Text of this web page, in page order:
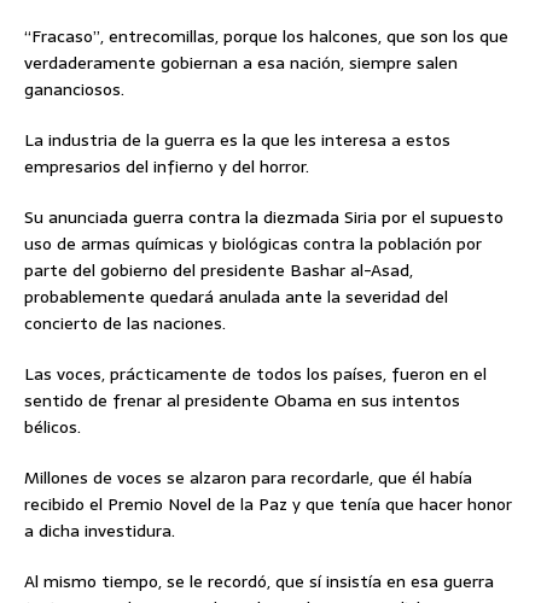
“Fracaso”, entrecomillas, porque los halcones, que son los que
verdaderamente gobiernan a esa nación, siempre salen
gananciosos.
La industria de la guerra es la que les interesa a estos
empresarios del infierno y del horror.
Su anunciada guerra contra la diezmada Siria por el supuesto
uso de armas químicas y biológicas contra la población por
parte del gobierno del presidente Bashar al-Asad,
probablemente quedará anulada ante la severidad del
concierto de las naciones.
Las voces, prácticamente de todos los países, fueron en el
sentido de frenar al presidente Obama en sus intentos
bélicos.
Millones de voces se alzaron para recordarle, que él había
recibido el Premio Novel de la Paz y que tenía que hacer honor
a dicha investidura.
Al mismo tiempo, se le recordó, que sí insistía en esa guerra